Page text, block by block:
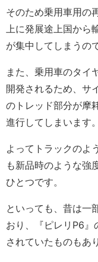
そのため乗用車用の
上に発展途上国から
が集中してしまうの
また、乗用車のタイ
開発されるため、サ
のトレッド部分が摩
進行してしまいます。
よってトラックのよ
も新品時のような強
ひとつです。
といっても、昔は一
おり、『ピレリP6』
されていたものもあ